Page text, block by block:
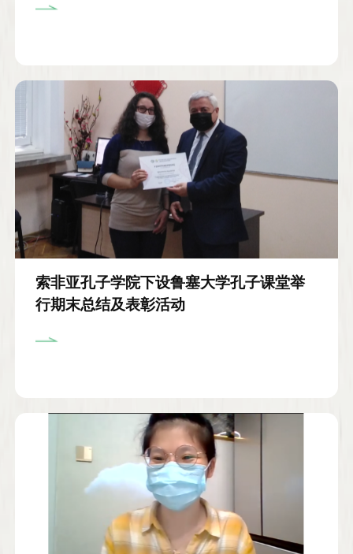
索非亚孔子学院下设鲁塞大学孔子课堂举
行期末总结及表彰活动